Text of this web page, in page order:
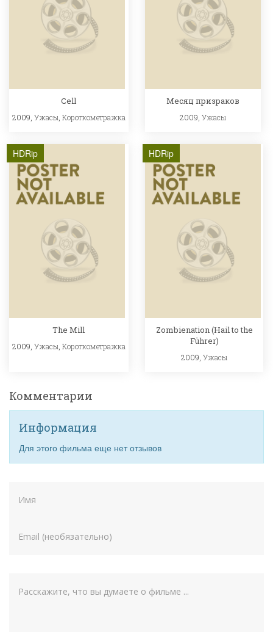
Cell
2009, Ужасы Короткометражка
Месяц призраков
2009,Ужасы
HDRip
The Mill
2009, Ужасы Короткометражка
HDRip
Zombienation (Hail to the
Führer)
2009,Ужасы
Комментарии
Информация
Для этого фильма еще нет отзывов